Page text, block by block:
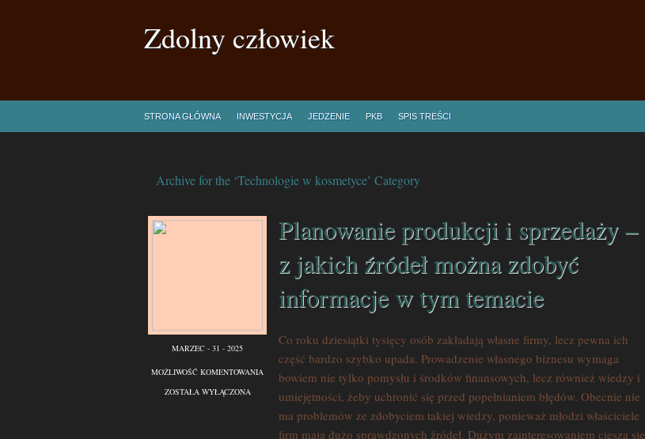
Zdolny człowiek
STRONA GŁÓWNA INWESTYCJA JEDZENIE PKB SPIS TREŚCI
Archive for the ‘Technologie w kosmetyce’ Category
MARZEC - 31 - 2025
MOŻLIWOŚĆ KOMENTOWANIA
PRODUKCJI
SPRZEDAŻY
ZOSTAŁA WYŁĄCZONA
Planowanie produkcji i sprzedaży –
z jakich źródeł można zdobyć
informacje w tym temacie
Co roku dziesiątki tysięcy osób zakładają własne firmy, lecz pewna ich
część bardzo szybko upada. Prowadzenie własnego biznesu wymaga
bowiem nie tylko pomysłu i środków finansowych, lecz również wiedzy i
umiejętności, żeby uchronić się przed popełnianiem błędów. Obecnie nie
ma problemów ze zdobyciem takiej wiedzy, ponieważ młodzi właściciele
firm mają dużo sprawdzonych źródeł. Dużym zainteresowaniem cieszą się